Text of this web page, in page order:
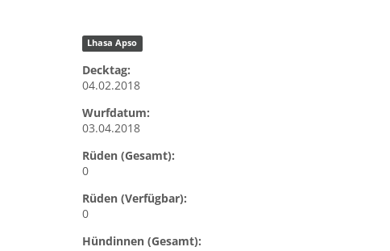
Lhasa Apso
Decktag:
04.02.2018
Wurfdatum:
03.04.2018
Rüden (Gesamt):
0
Rüden (Verfügbar):
0
Hündinnen (Gesamt):